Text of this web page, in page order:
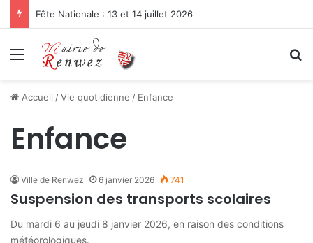
Fête Nationale : 13 et 14 juillet 2026
Menu
Accueil /Vie quotidienne / Enfance
Enfance
Ville de Renwez 6 janvier 2026 741
Suspension des transports scolaires
Du mardi 6 au jeudi 8 janvier 2026, en raison des conditions
météorologiques.